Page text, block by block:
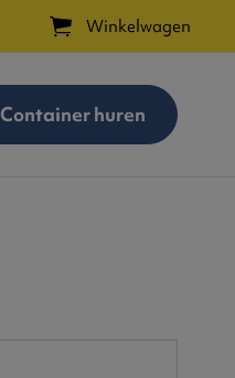
Winkelwagen
Container huren